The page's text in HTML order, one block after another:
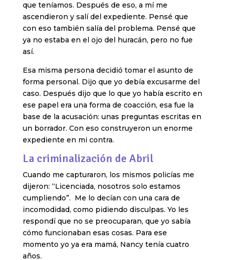
que teníamos. Después de eso, a mí me
ascendieron y salí del expediente. Pensé que
con eso también salía del problema. Pensé que
ya no estaba en el ojo del huracán, pero no fue
así.
Esa misma persona decidió tomar el asunto de
forma personal. Dijo que yo debía excusarme del
caso. Después dijo que lo que yo había escrito en
ese papel era una forma de coacción, esa fue la
base de la acusación: unas preguntas escritas en
un borrador. Con eso construyeron un enorme
expediente en mi contra.
La criminalización de Abril
Cuando me capturaron, los mismos policías me
dijeron: “Licenciada, nosotros solo estamos
cumpliendo”. Me lo decían con una cara de
incomodidad, como pidiendo disculpas. Yo les
respondí que no se preocuparan, que yo sabía
cómo funcionaban esas cosas. Para ese
momento yo ya era mamá, Nancy tenía cuatro
años.